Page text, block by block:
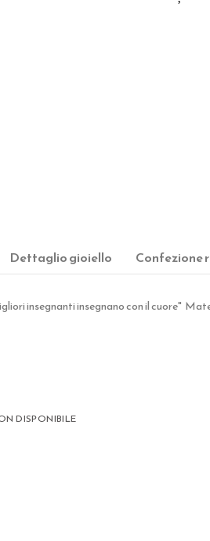
Dettaglio gioiello Confezione
insegnanti insegnano con il cuore"
DISPONIBILE